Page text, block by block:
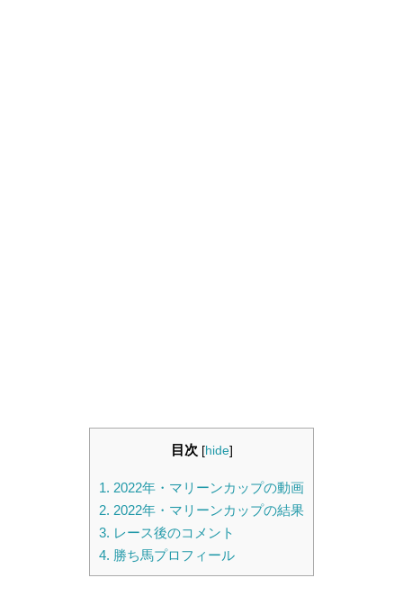
目次 [hide]
1. 2022年・マリーンカップの動画
2. 2022年・マリーンカップの結果
3. レース後のコメント
4. 勝ち馬プロフィール